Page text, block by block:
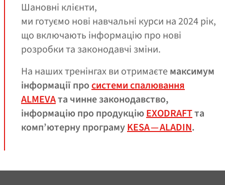
Шановні клієнти,
ми готуємо нові навчальні курси на 2024 рік,
що включають інформацію про нові
розробки та законодавчі зміни.
На наших тренінгах ви отримаєте максимум
інформації просистеми спалювання
ALMEVAта чинне законодавство,
інформацію про продукціюEXODRAFTта
комп’ютерну програмуKESA — ALADIN.